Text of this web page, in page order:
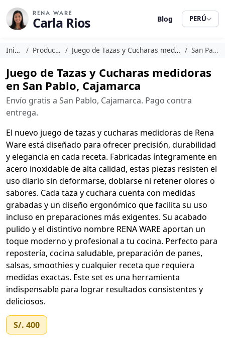
RENA WARE
Carla Rios Blog PERÚ
Inicio Productos Juego de Tazas y Cucharas medidoras San Pablo
Juego de Tazas y Cucharas medidoras
en San Pablo, Cajamarca
Envío gratis a San Pablo, Cajamarca. Pago contra
entrega.
El nuevo juego de tazas y cucharas medidoras de Rena
Ware está diseñado para ofrecer precisión, durabilidad
y elegancia en cada receta. Fabricadas íntegramente en
acero inoxidable de alta calidad, estas piezas resisten el
uso diario sin deformarse, doblarse ni retener olores o
sabores. Cada taza y cuchara cuenta con medidas
grabadas y un diseño ergonómico que facilita su uso
incluso en preparaciones más exigentes. Su acabado
pulido y el distintivo nombre RENA WARE aportan un
toque moderno y profesional a tu cocina. Perfecto para
repostería, cocina saludable, preparación de panes,
salsas, smoothies y cualquier receta que requiera
medidas exactas. Este set es una herramienta
indispensable para lograr resultados consistentes y
deliciosos.
S/. 400